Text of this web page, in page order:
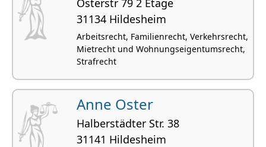
Osterstr 79 2 Etage
31134 Hildesheim
Arbeitsrecht, Familienrecht, Verkehrsrecht,
Mietrecht und Wohnungseigentumsrecht,
Strafrecht
Anne Oster
Halber­städter Str. 38
31141 Hildesheim